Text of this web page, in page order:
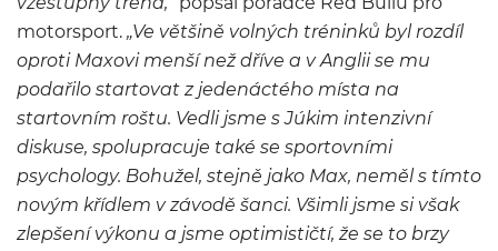
motorsport. „Ve většině volných tréninků byl rozdíl
oproti Maxovi menší než dříve a v Anglii se mu
podařilo startovat z jedenáctého místa na
startovním roštu. Vedli jsme s Júkim intenzivní
diskuse, spolupracuje také se sportovními
psychology. Bohužel, stejně jako Max, neměl s tímto
novým křídlem v závodě šanci. Všimli jsme si však
zlepšení výkonu a jsme optimističtí, že se to brzy